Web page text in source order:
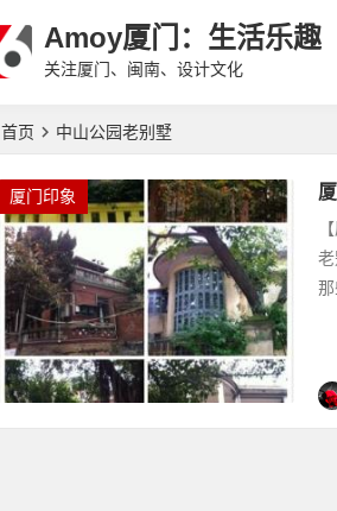
Amoy厦门：生活乐趣
关注厦门、闽南、设计文化
首页 中山公园老别墅
厦门印象